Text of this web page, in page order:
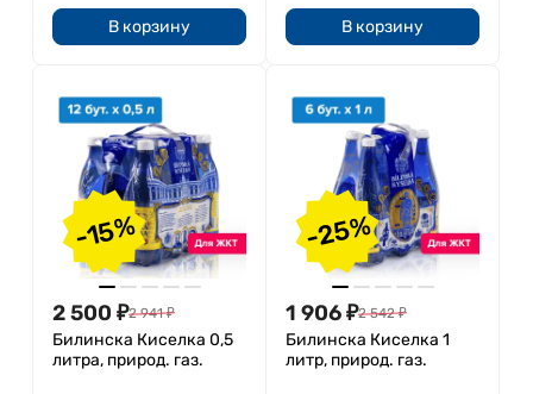
В корзину В корзину
-15%
2 500 ₽2 941 ₽
Билинска Киселка 0,5
литра, природ. газ.
-25%
1 906₽2 542 ₽
Билинска Киселка 1
литр, природ. газ.